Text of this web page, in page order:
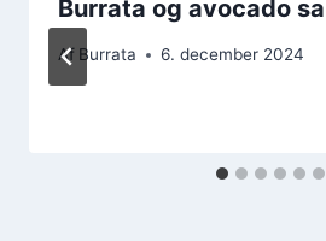
Burrata og avocado
Af Burrata 6. december 2024